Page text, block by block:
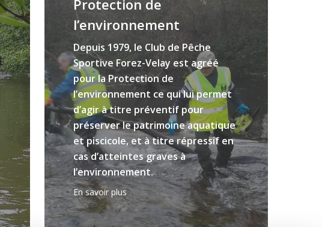
Protection de
l’environnement
Depuis 1979, le Club de Pêche
Sportive Forez-Velay est agréé
pour la Protection de
l’environnement ce qui lui permet
d’agir à titre préventif pour
préserver le patrimoine aquatique
et piscicole, et à titre répressif en
cas d’atteintes graves à
l’environnement.
En savoir plus